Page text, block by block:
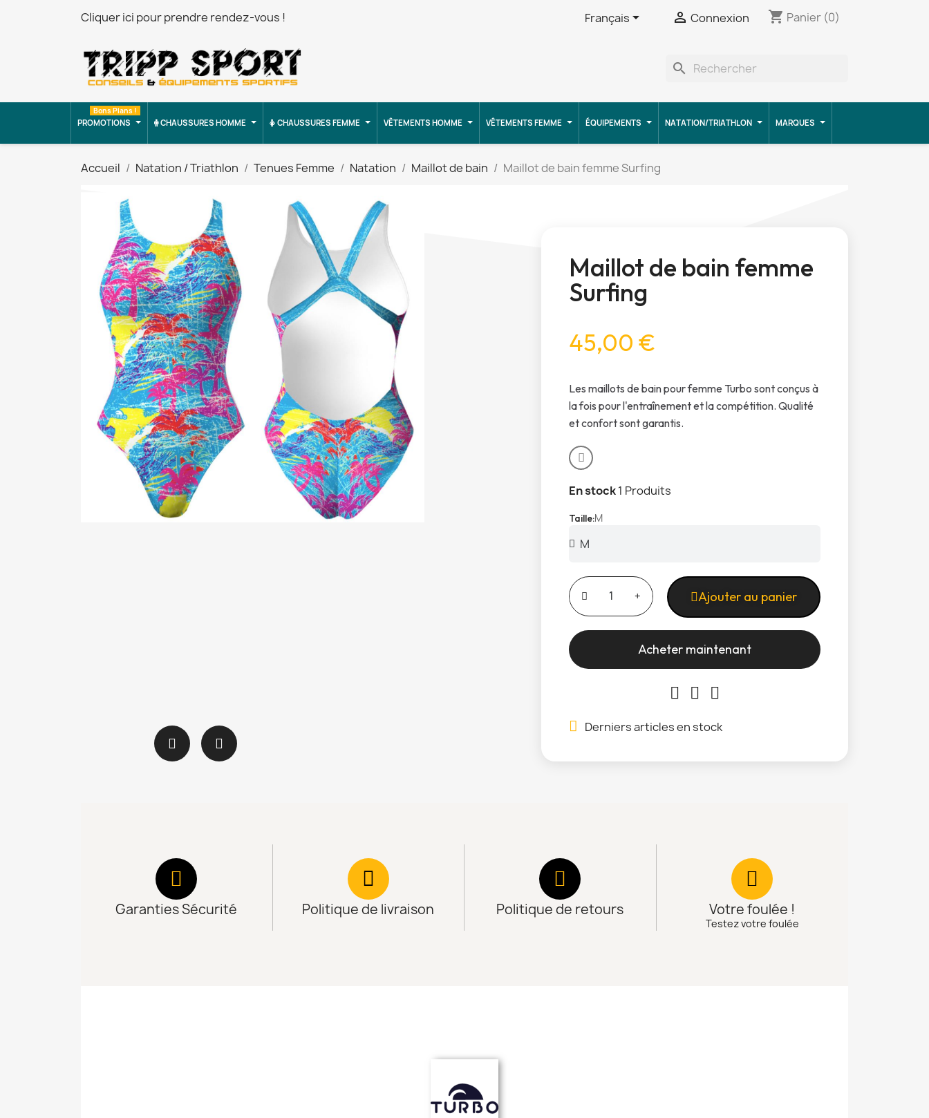
Cliquer ici pour prendre rendez-vous ! Français  Connexion shopping_cart Panier (0)
search
PROMOTIONS
Bons Plans !
CHAUSSURES HOMME CHAUSSURES FEMME VÊTEMENTS HOMME VÊTEMENTS FEMME ÉQUIPEMENTS NATATION/TRIATHLON MARQUES
Accueil Natation / Triathlon Tenues Femme Natation Maillot de bain Maillot de bain femme Surfing
Maillot de bain femme
Surfing
45,00 €
Les maillots de bain pour femme Turbo sont conçus à
la fois pour l'entraînement et la compétition. Qualité
et confort sont garantis.
En stock1 Produits
Taille M
Ajouter au panier
Acheter maintenant
Derniers articles en stock
Garanties Sécurité Politique de livraison Politique de retours Votre foulée !
Testez votre foulée